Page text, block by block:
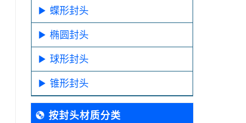
蝶形封头
椭圆封头
球形封头
锥形封头
按封头材质分类